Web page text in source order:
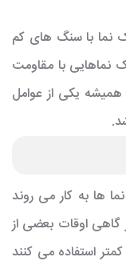
نما با سنگ های کم
نماهایی با مقاومت
یکی از عوامل
ها به کار می روند
گاهی اوقات بعضی از
استفاده می کنند